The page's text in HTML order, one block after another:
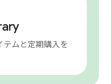
テムと定期購入を